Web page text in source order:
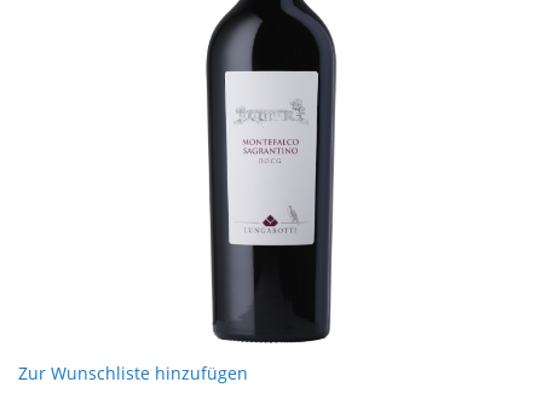
Skip
Zur Wunschliste hinzufügen